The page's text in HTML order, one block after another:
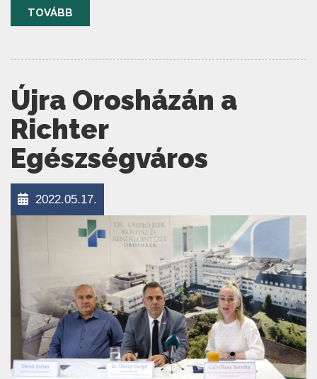
TOVÁBB
Újra Orosházán a
Richter
Egészségváros
2022.05.17.